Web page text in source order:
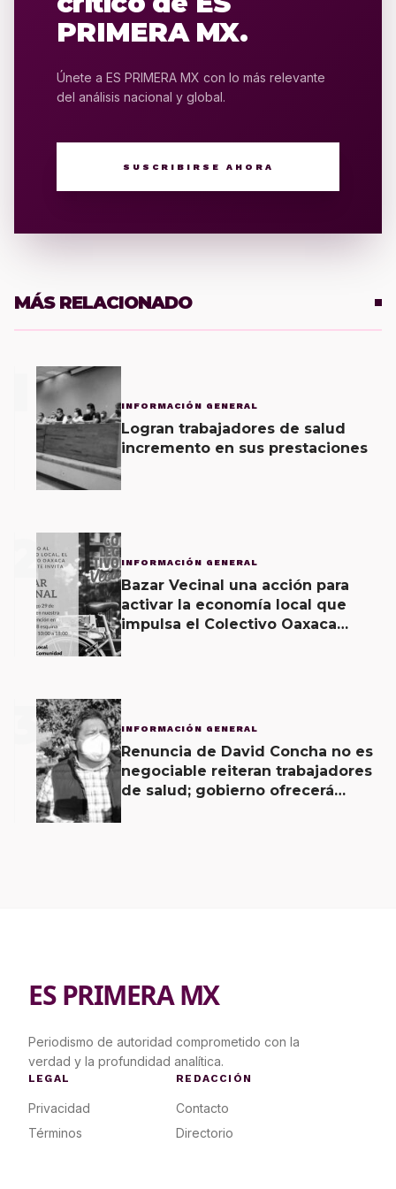
PRIMERA MX.
Únete a ES PRIMERA MX con lo más relevante
del análisis nacional y global.
SUSCRIBIRSE AHORA
MÁS RELACIONADO
INFORMACIÓN GENERAL
Logran trabajadores de salud
incremento en sus prestaciones
2 INFORMACIÓN GENERAL
Bazar Vecinal una acción para
activar la economía local que
impulsa el Colectivo Oaxaca
3 INFORMACIÓN GENERAL
Renuncia de David Concha no es
negociable reiteran trabajadores
de salud; gobierno ofrecerá
ES PRIMERA MX
Periodismo de autoridad comprometido con la
verdad y la profundidad analítica.
LEGAL
Privacidad
Términos
REDACCIÓN
Contacto
Directorio